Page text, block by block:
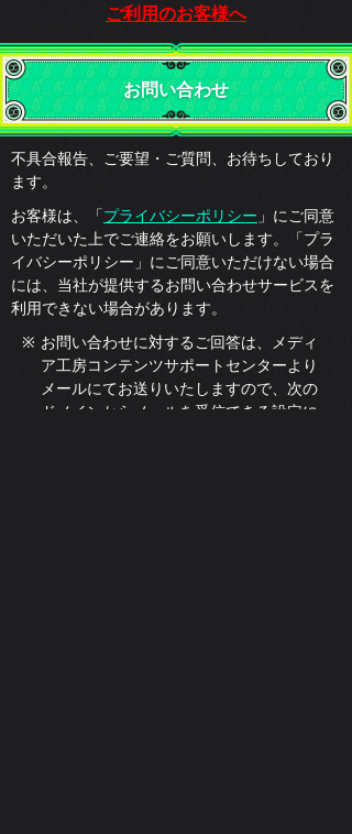
ご利用のお客様へ
お問い合わせ
不具合報告、ご要望・ご質問、お待ちしており
ます。
お客様は、「プライバシーポリシー 」にご同意
いただいた上でご連絡をお願いします。「プラ
イバシーポリシー」にご同意いただけない場合
には、当社が提供するお問い合わせサービスを
利用できない場合があります。
※ お問い合わせに対するご回答は、メディ
ア工房コンテンツサポートセンターより
メールにてお送りいたしますので、次の
ドメインからメールを受信できる設定に